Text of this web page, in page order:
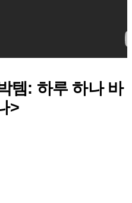
템: 하루 하나 바
>